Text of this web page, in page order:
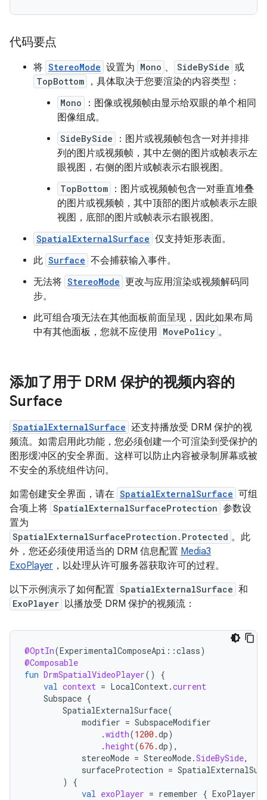
代码要点
将 StereoMode 设置为 Mono 、 SideBySide 或
TopBottom ，具体取决于您要渲染的内容类型：
Mono
：图像或视频帧由显示给双眼的单个相同
图像组成。
SideBySide
：图片或视频帧包含一对并排排
列的图片或视频帧，其中左侧的图片或帧表示左
眼视图，右侧的图片或帧表示右眼视图。
TopBottom
：图片或视频帧包含一对垂直堆叠
的图片或视频帧，其中顶部的图片或帧表示左眼
视图，底部的图片或帧表示右眼视图。
SpatialExternalSurface 仅支持矩形表面。
此 Surface 不会捕获输入事件。
无法将 StereoMode 更改与应用渲染或视频解码同
步。
此可组合项无法在其他面板前面呈现，因此如果布局
中有其他面板，您就不应使用 MovePolicy 。
添加了用于 DRM 保护的视频内容的
Surface
SpatialExternalSurface 还支持播放受 DRM 保护的视
频流。如需启用此功能，您必须创建一个可渲染到受保护的
图形缓冲区的安全界面。这样可以防止内容被录制屏幕或被
不安全的系统组件访问。
如需创建安全界面，请在 SpatialExternalSurface 可组
合项上将 SpatialExternalSurfaceProtection 参数设
置为
SpatialExternalSurfaceProtection.Protected 。此
外，您还必须使用适当的 DRM 信息配置 Media3
ExoPlayer ，以处理从许可服务器获取许可的过程。
以下示例演示了如何配置 SpatialExternalSurface 和
ExoPlayer 以播放受 DRM 保护的视频流：
@OptIn(ExperimentalComposeApi ::class)
@Composable
fun DrmSpatialVideoPlayer()
{
val context = LocalContext .current
Subspace {
SpatialExternalSurface(
modifier = SubspaceModifier
.width(1200.dp)
.height(676.dp),
stereoMode = StereoMode.SideBySide,
surfaceProtection =
)
{
val exoPlayer = remember { ExoPlayer